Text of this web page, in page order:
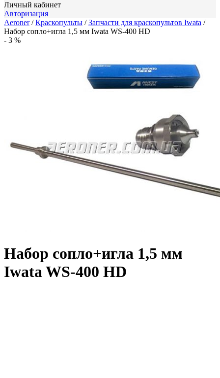
Личный кабинет
Авторизация
Aeroner/Краскопульты /Запчасти для краскопультов Iwata /
Набор сопло+игла 1,5 мм Iwata WS-400 HD
- 3 %
Набор сопло+игла 1,5 мм
Iwata WS-400 HD